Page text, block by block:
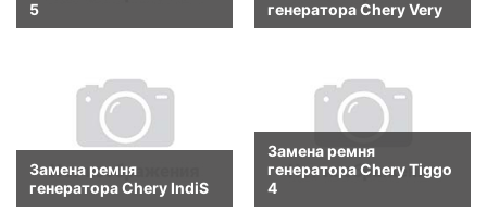
5
генератора Chery Very
Замена ремня
генератора Chery IndiS
Замена ремня
генератора Chery Tiggo
4